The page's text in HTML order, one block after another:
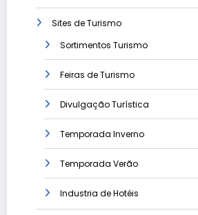
Sites de Turismo
Sortimentos Turismo
Feiras de Turismo
Divulgação Turística
Temporada Inverno
Temporada Verão
Industria de Hotéis